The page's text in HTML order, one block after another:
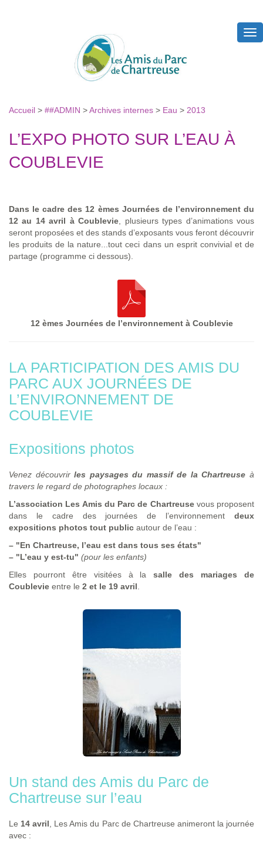
Accueil > ##ADMIN >Archives internes > Eau > 2013
L’EXPO PHOTO SUR L’EAU À
COUBLEVIE
Dans le cadre des 12 èmes Journées de l’environnement du
12 au 14 avril à Coublevie, plusieurs types d’animations vous
seront proposées et des stands d’exposants vous feront découvrir
les produits de la nature...tout ceci dans un esprit convivial et de
partage (programme ci dessous).
12 èmes Journées de l’environnement à Coublevie
LA PARTICIPATION DES AMIS DU
PARC AUX JOURNÉES DE
L’ENVIRONNEMENT DE
COUBLEVIE
Expositions photos
Venez découvrirles paysages du massif de la Chartreuse à
travers le regard de photographes locaux :
L’association Les Amis du Parc de Chartreuse vous proposent
dans le cadre des journées de l’environnement deux
expositions photos tout public autour de l’eau :
– "En Chartreuse, l’eau est dans tous ses états"
– "L’eau y est-tu" (pour les enfants)
Elles pourront être visitées à lasalle des mariages de
Coublevie entre le 2 et le 19 avril
Un stand des Amis du Parc de
Chartreuse sur l’eau
Le 14 avril , Les Amis du Parc de Chartreuse animeront la journée
avec :